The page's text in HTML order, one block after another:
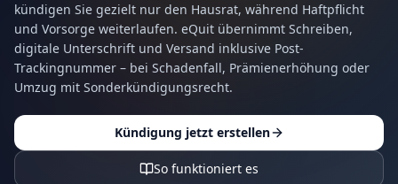
kündigen Sie gezielt nur den Hausrat, während Haftpflicht
und Vorsorge weiterlaufen. eQuit übernimmt Schreiben,
digitale Unterschrift und Versand inklusive Post-
Trackingnummer – bei Schadenfall, Prämienerhöhung oder
Umzug mit Sonderkündigungsrecht.
Kündigung jetzt erstellen
So funktioniert es